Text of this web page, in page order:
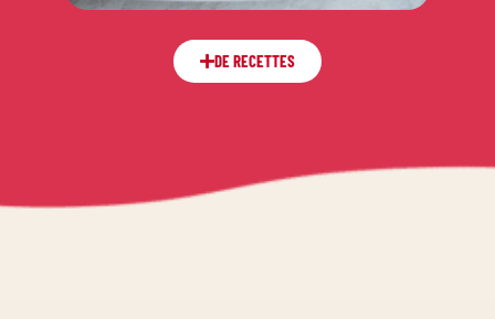
DE RECETTES